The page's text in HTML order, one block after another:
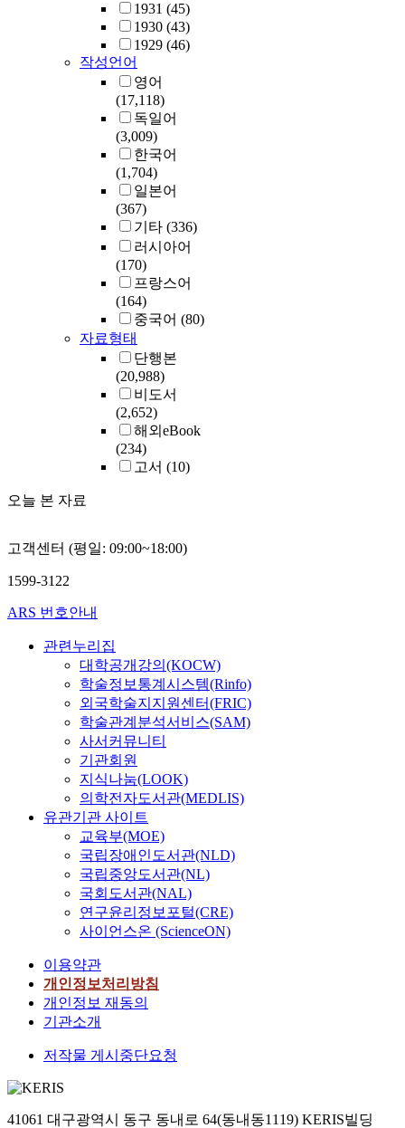
1931 (45)
1930 (43)
1929 (46)
작성언어
영어
(17,118)
독일어
(3,009)
한국어
(1,704)
일본어
(367)
기타 (336)
러시아어
(170)
프랑스어
(164)
중국어 (80)
자료형태
단행본
(20,988)
비도서
(2,652)
해외eBook
(234)
고서 (10)
오늘 본 자료
고객센터 (평일: 09:00~18:00)
1599-3122
ARS 번호안내
관련누리집
대학공개강의(KOCW)
학술정보통계시스템(Rinfo)
외국학술지지원센터(FRIC)
학술관계분석서비스(SAM)
사서커뮤니티
기관회원
지식나눔(LOOK)
의학전자도서관(MEDLIS)
유관기관 사이트
교육부(MOE)
국립장애인도서관(NLD)
국립중앙도서관(NL)
국회도서관(NAL)
연구윤리정보포털(CRE)
사이언스온 (ScienceON)
이용약관
개인정보처리방침
개인정보 재동의
기관소개
저작물 게시중단요청
41061 대구광역시 동구 동내로 64(동내동1119) KERIS빌딩